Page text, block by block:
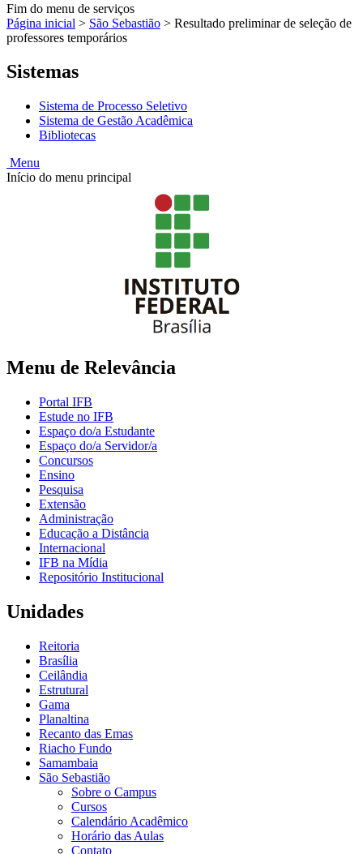
Fim do menu de serviços
Página inicial > São Sebastião > Resultado preliminar de seleção de
professores temporários
Sistemas
Sistema de Processo Seletivo
Sistema de Gestão Acadêmica
Bibliotecas
Menu
Início do menu principal
Menu de Relevância
Portal IFB
Estude no IFB
Espaço do/a Estudante
Espaço do/a Servidor/a
Concursos
Ensino
Pesquisa
Extensão
Administração
Educação a Distância
Internacional
IFB na Mídia
Repositório Institucional
Unidades
Reitoria
Brasília
Ceilândia
Estrutural
Gama
Planaltina
Recanto das Emas
Riacho Fundo
Samambaia
São Sebastião
Sobre o Campus
Cursos
Calendário Acadêmico
Horário das Aulas
Contato